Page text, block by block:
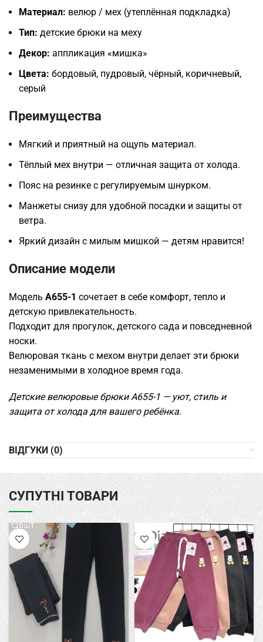
Материал: велюр / мех (утеплённая подкладка)
Тип: детские брюки на меху
Декор: аппликация «мишка»
Цвета: бордовый, пудровый, чёрный, коричневый,
серый
Преимущества
Мягкий и приятный на ощупь материал.
Тёплый мех внутри — отличная защита от холода.
Пояс на резинке с регулируемым шнурком.
Манжеты снизу для удобной посадки и защиты от
ветра.
Яркий дизайн с милым мишкой — детям нравится!
Описание модели
Модель A655-1 сочетает в себе комфорт, тепло и
детскую привлекательность.
Подходит для прогулок, детского сада и повседневной
носки.
Велюровая ткань с мехом внутри делает эти брюки
незаменимыми в холодное время года.
Детские велюровые брюки A655-1 — уют, стиль и
защита от холода для вашего ребёнка.
ВІДГУКИ (0)
СУПУТНІ ТОВАРИ